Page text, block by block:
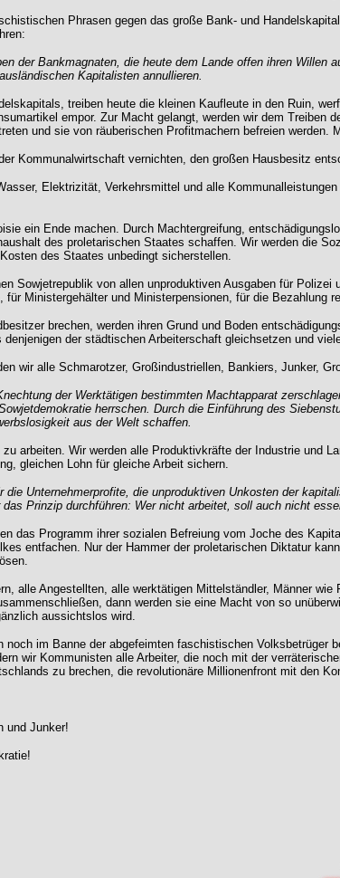
Phrasen gegen das große Bank- und
der Bankmagnaten, die heute dem Lande offen ihren
Kapitalisten annullieren.
treiben heute die kleinen Kaufleute in den Ruin,
empor. Zur Macht gelangt, werden wir dem
und sie von räuberischen Profitmachern befreien
Kommunalwirtschaft vernichten, den großen Hausbesitz
Elektrizität, Verkehrsmittel und alle
ein Ende machen. Durch Machtergreifung,
des proletarischen Staates schaffen. Wir werden die
des Staates unbedingt sicherstellen.
Sowjetrepublik von allen unproduktiven Ausgaben für
für Ministergehälter und Ministerpensionen, für die Bezahlung
brechen, werden ihren Grund und Boden
der städtischen Arbeiterschaft gleichsetzen und
wir alle Schmarotzer, Großindustriellen, Bankiers, Junker,
der Werktätigen bestimmten Machtapparat
herrschen. Durch die Einführung des
aus der Welt schaffen.
arbeiten. Wir werden alle Produktivkräfte der Industrie und
gleichen Lohn für gleiche Arbeit sichern.
die Unternehmerprofite, die unproduktiven Unkosten der
Prinzip durchführen: Wer nicht arbeitet, soll auch nicht
das Programm ihrer sozialen Befreiung vom Joche des
entfachen. Nur der Hammer der proletarischen Diktatur
alle Angestellten, alle werktätigen Mittelständler, Männer
dann werden sie eine Macht von so
aussichtslos wird.
noch im Banne der abgefeimten faschistischen
wir Kommunisten alle Arbeiter, die noch mit der
zu brechen, die revolutionäre Millionenfront mit den
und Junker!